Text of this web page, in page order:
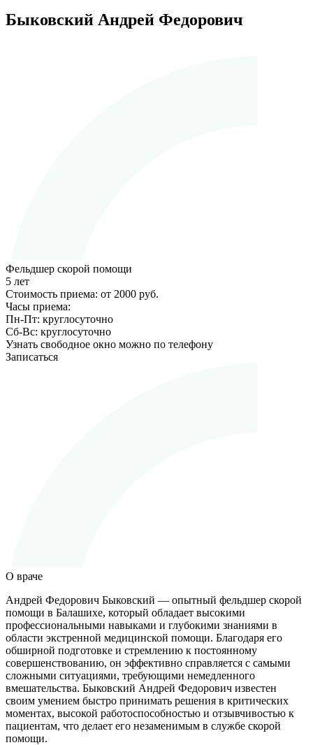
Быковский Андрей Федорович
Фельдшер скорой помощи
5 лет
Стоимость приема: от 2000 руб.
Часы приема:
Пн-Пт: круглосуточно
Сб-Вс: круглосуточно
Узнать свободное окно можно по телефону
Записаться
О враче
Андрей Федорович Быковский — опытный фельдшер скорой
помощи в Балашихе, который обладает высокими
профессиональными навыками и глубокими знаниями в
области экстренной медицинской помощи. Благодаря его
обширной подготовке и стремлению к постоянному
совершенствованию, он эффективно справляется с самыми
сложными ситуациями, требующими немедленного
вмешательства. Быковский Андрей Федорович известен
своим умением быстро принимать решения в критических
моментах, высокой работоспособностью и отзывчивостью к
пациентам, что делает его незаменимым в службе скорой
помощи.